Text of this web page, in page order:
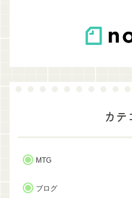
カテ
MTG
ブログ